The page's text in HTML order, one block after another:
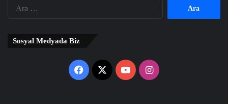
Sosyal Medyada Biz
Facebook
X YouTubeInstagram